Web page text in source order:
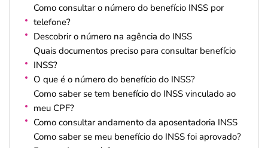
Como consultar o número do benefício INSS por
telefone?
Descobrir o número na agência do INSS
Quais documentos preciso para consultar benefício
INSS?
O que é o número do benefício do INSS?
Como saber se tem benefício do INSS vinculado ao
meu CPF?
Como consultar andamento da aposentadoria INSS
Como saber se meu benefício do INSS foi aprovado?